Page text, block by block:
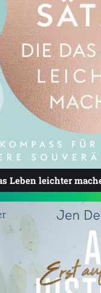
Leben leichter